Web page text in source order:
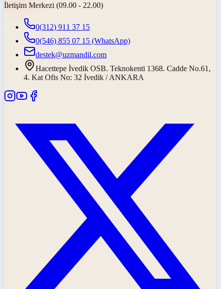
İletişim Merkezi (09.00 - 22.00)
0(312) 911 37 15
0(546) 855 07 15 (WhatsApp)
destek@uzmandil.com
Hacettepe İvedik OSB. Teknokenti 1368. Cadde No.61,
4. Kat Ofis No: 32 İvedik / ANKARA